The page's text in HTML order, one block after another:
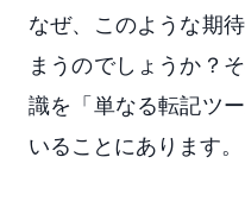
なぜ、このような期
まうのでしょうか？
識を「単なる転記ツ
いることにあります。